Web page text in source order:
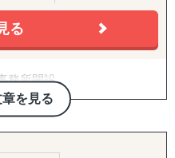
方針策定からFBAを前提と
売データ分析までを一気通
（Shopify構築・運用）に
なく、海外企業の日本進
もスムーズに実現します。
る
を見る
務所開設
所開設
により中国大連事務所閉
Japanブランド育成支援